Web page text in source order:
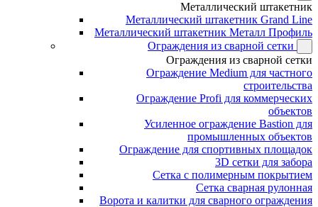
Металлический штакетник
Металлический штакетник Grand Line
Металлический штакетник Металл Профиль
Ограждения из сварной сетки
Ограждения из сварной сетки
Ограждение Medium для частного
строительства
Ограждение Profi для коммерческих
объектов
Усиленное ограждение Bastion для
промышленных объектов
Ограждение для спортивных площадок
3D сетки для забора
Сетка с полимерным покрытием
Сетка сварная рулонная
Ворота и калитки для сварного ограждения